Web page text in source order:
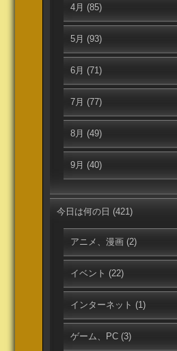
4月 (85)
5月 (93)
6月 (71)
7月 (77)
8月 (49)
9月 (40)
今日は何の日 (421)
アニメ、漫画 (2)
イベント (22)
インターネット (1)
ゲーム、PC (3)